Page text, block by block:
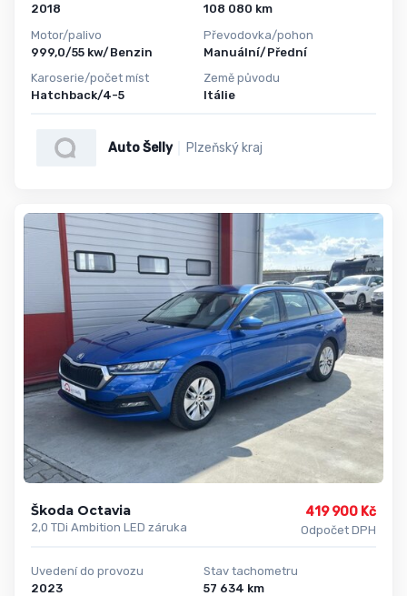
2018
Motor/palivo
999,0/55 kw/Benzin
Karoserie/počet míst
Hatchback/4-5
108 080 km
Převodovka/pohon
Manuální/Přední
Země původu
Itálie
Auto Šelly Plzeňský kraj
Škoda Octavia
2,0 TDi Ambition LED záruka
419 900 Kč
Odpočet DPH
Uvedení do provozu
2023
Stav tachometru
57 634 km